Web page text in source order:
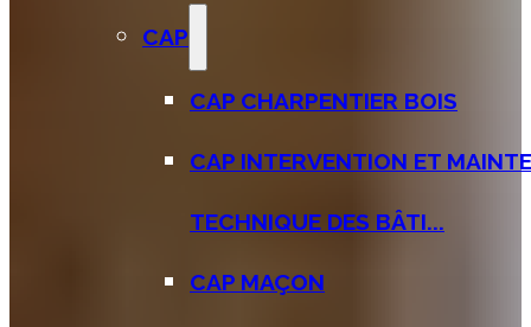
CAP
CAP CHARPENTIER BOIS
CAP INTERVENTION ET
TECHNIQUE DES BÂTI...
CAP MAÇON